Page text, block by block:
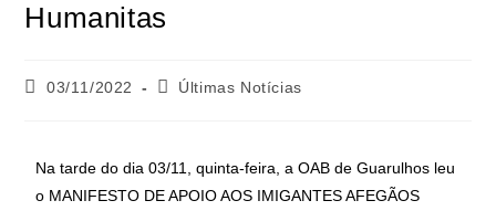
Humanitas
03/11/2022 Últimas Notícias
Na tarde do dia 03/11, quinta-feira, a OAB de Guarulhos leu
o MANIFESTO DE APOIO AOS IMIGANTES AFEGÃOS